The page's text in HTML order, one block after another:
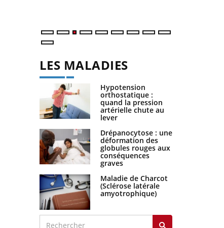
LES MALADIES
Hypotension
orthostatique :
quand la pression
artérielle chute au
lever
Drépanocytose : une
déformation des
globules rouges aux
conséquences
graves
Maladie de Charcot
(Sclérose latérale
amyotrophique)